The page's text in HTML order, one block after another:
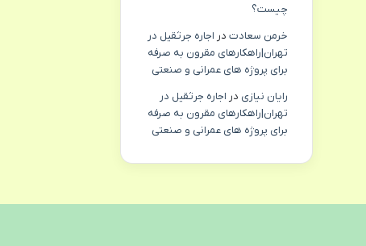
چیست؟
خرمن سعادتدر اجاره جرثقیل در
تهران|راهکارهای مقرون به صرفه
برای پروژه های عمرانی و صنعتی
رایان نیازی در اجاره جرثقیل در
تهران|راهکارهای مقرون به صرفه
برای پروژه های عمرانی و صنعتی